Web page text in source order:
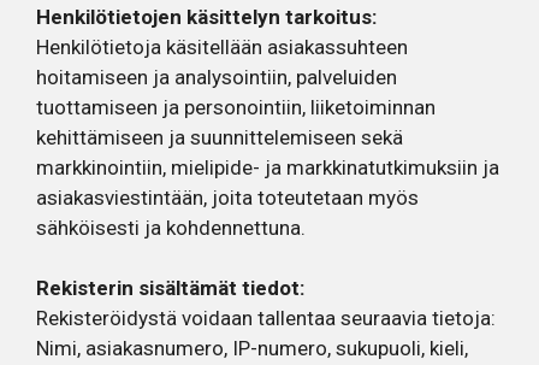
Henkilötietojen käsittelyn tarkoitus:
Henkilötietoja käsitellään asiakassuhteen
hoitamiseen ja analysointiin, palveluiden
tuottamiseen ja personointiin, liiketoiminnan
kehittämiseen ja suunnittelemiseen sekä
markkinointiin, mielipide- ja markkinatutkimuksiin ja
asiakasviestintään, joita toteutetaan myös
sähköisesti ja kohdennettuna.
Rekisterin sisältämät tiedot:
Rekisteröidystä voidaan tallentaa seuraavia tietoja:
Nimi, asiakasnumero, IP-numero, sukupuoli, kieli,